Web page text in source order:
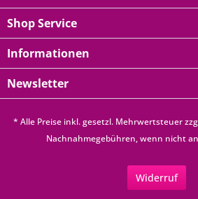
Shop Service
Informationen
Newsletter
* Alle Preise inkl. gesetzl. Mehrwertsteuer
Nachnahmegebühren, wenn nicht
Widerruf